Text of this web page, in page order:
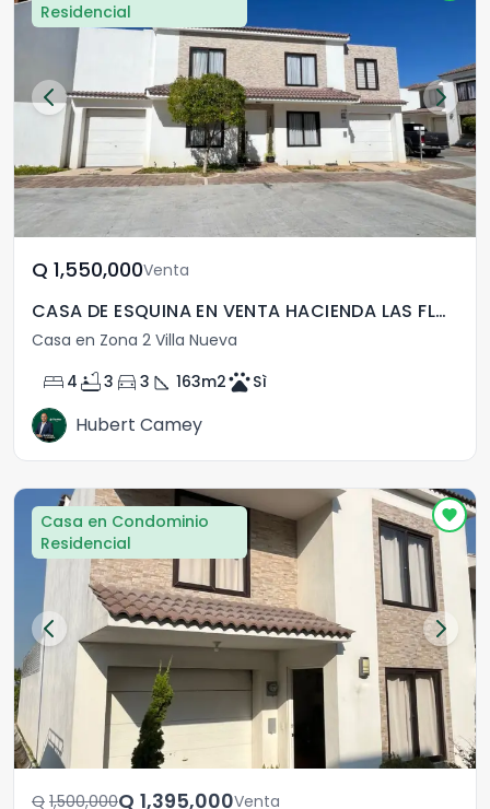
Residencial
Q	1,550,000Venta
CASA DE ESQUINA EN VENTA HACIENDA LAS FLORES
Casa en Zona 2 Villa Nueva
bed 4 bathtub3 directions_car 3 square_foot 163m2petsSì
Hubert Camey
Casa en Condominio
Residencial
Q	1,500,000 Q	1,395,000Venta